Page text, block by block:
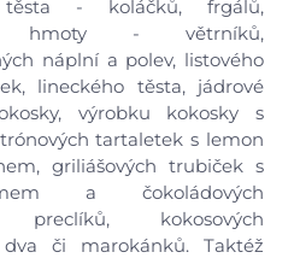
těsta - koláčků, frgálů,
hmoty - větrníků,
náplní a polev, listového
lineckého těsta, jádrové
výrobku kokosky s
tartaletek s lemon
griliášových trubiček s
a čokoládových
kokosových
či marokánků. Taktéž